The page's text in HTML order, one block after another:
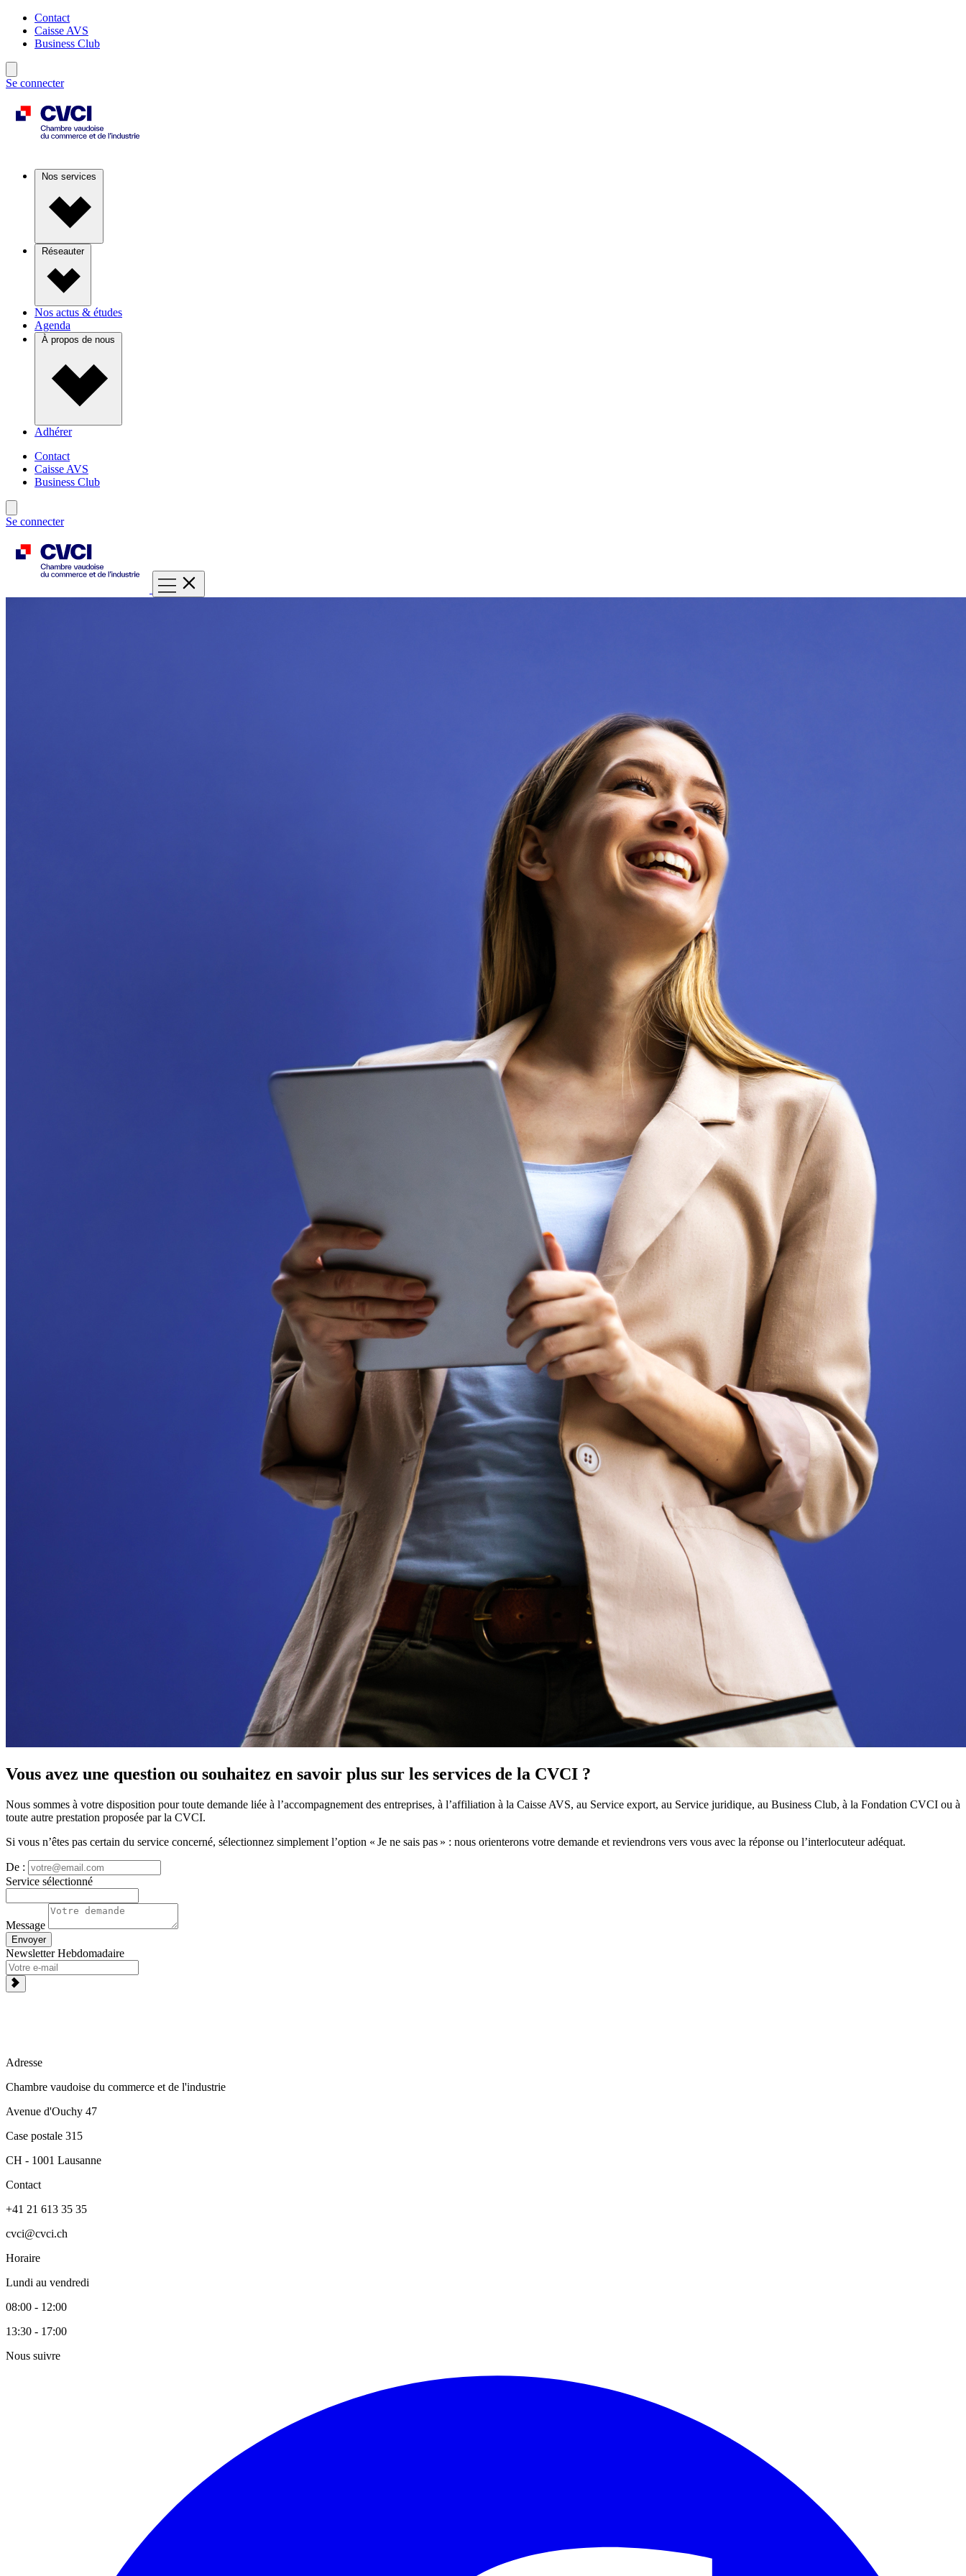
Contact
Caisse AVS
Business Club
Se connecter
Nos services
Réseauter
Nos actus & études
Agenda
À propos de nous
Adhérer
Contact
Caisse AVS
Business Club
Se connecter
Vous avez une question ou souhaitez en savoir plus sur les services de la CVCI ?
Nous sommes à votre disposition pour toute demande liée à l’accompagnement des entreprises, à l’affiliation à la Caisse AVS, au Service export, au Service juridique, au Business Club, à la Fondation CVCI ou à
toute autre prestation proposée par la CVCI.
Si vous n’êtes pas certain du service concerné, sélectionnez simplement l’option « Je ne sais pas » : nous orienterons votre demande et reviendrons vers vous avec la réponse ou l’interlocuteur adéquat.
De :
Service sélectionné
Message
Envoyer
Newsletter Hebdomadaire
Adresse
Chambre vaudoise du commerce et de l'industrie
Avenue d'Ouchy 47
Case postale 315
CH - 1001 Lausanne
Contact
+41 21 613 35 35
cvci@cvci.ch
Horaire
Lundi au vendredi
08:00 - 12:00
13:30 - 17:00
Nous suivre